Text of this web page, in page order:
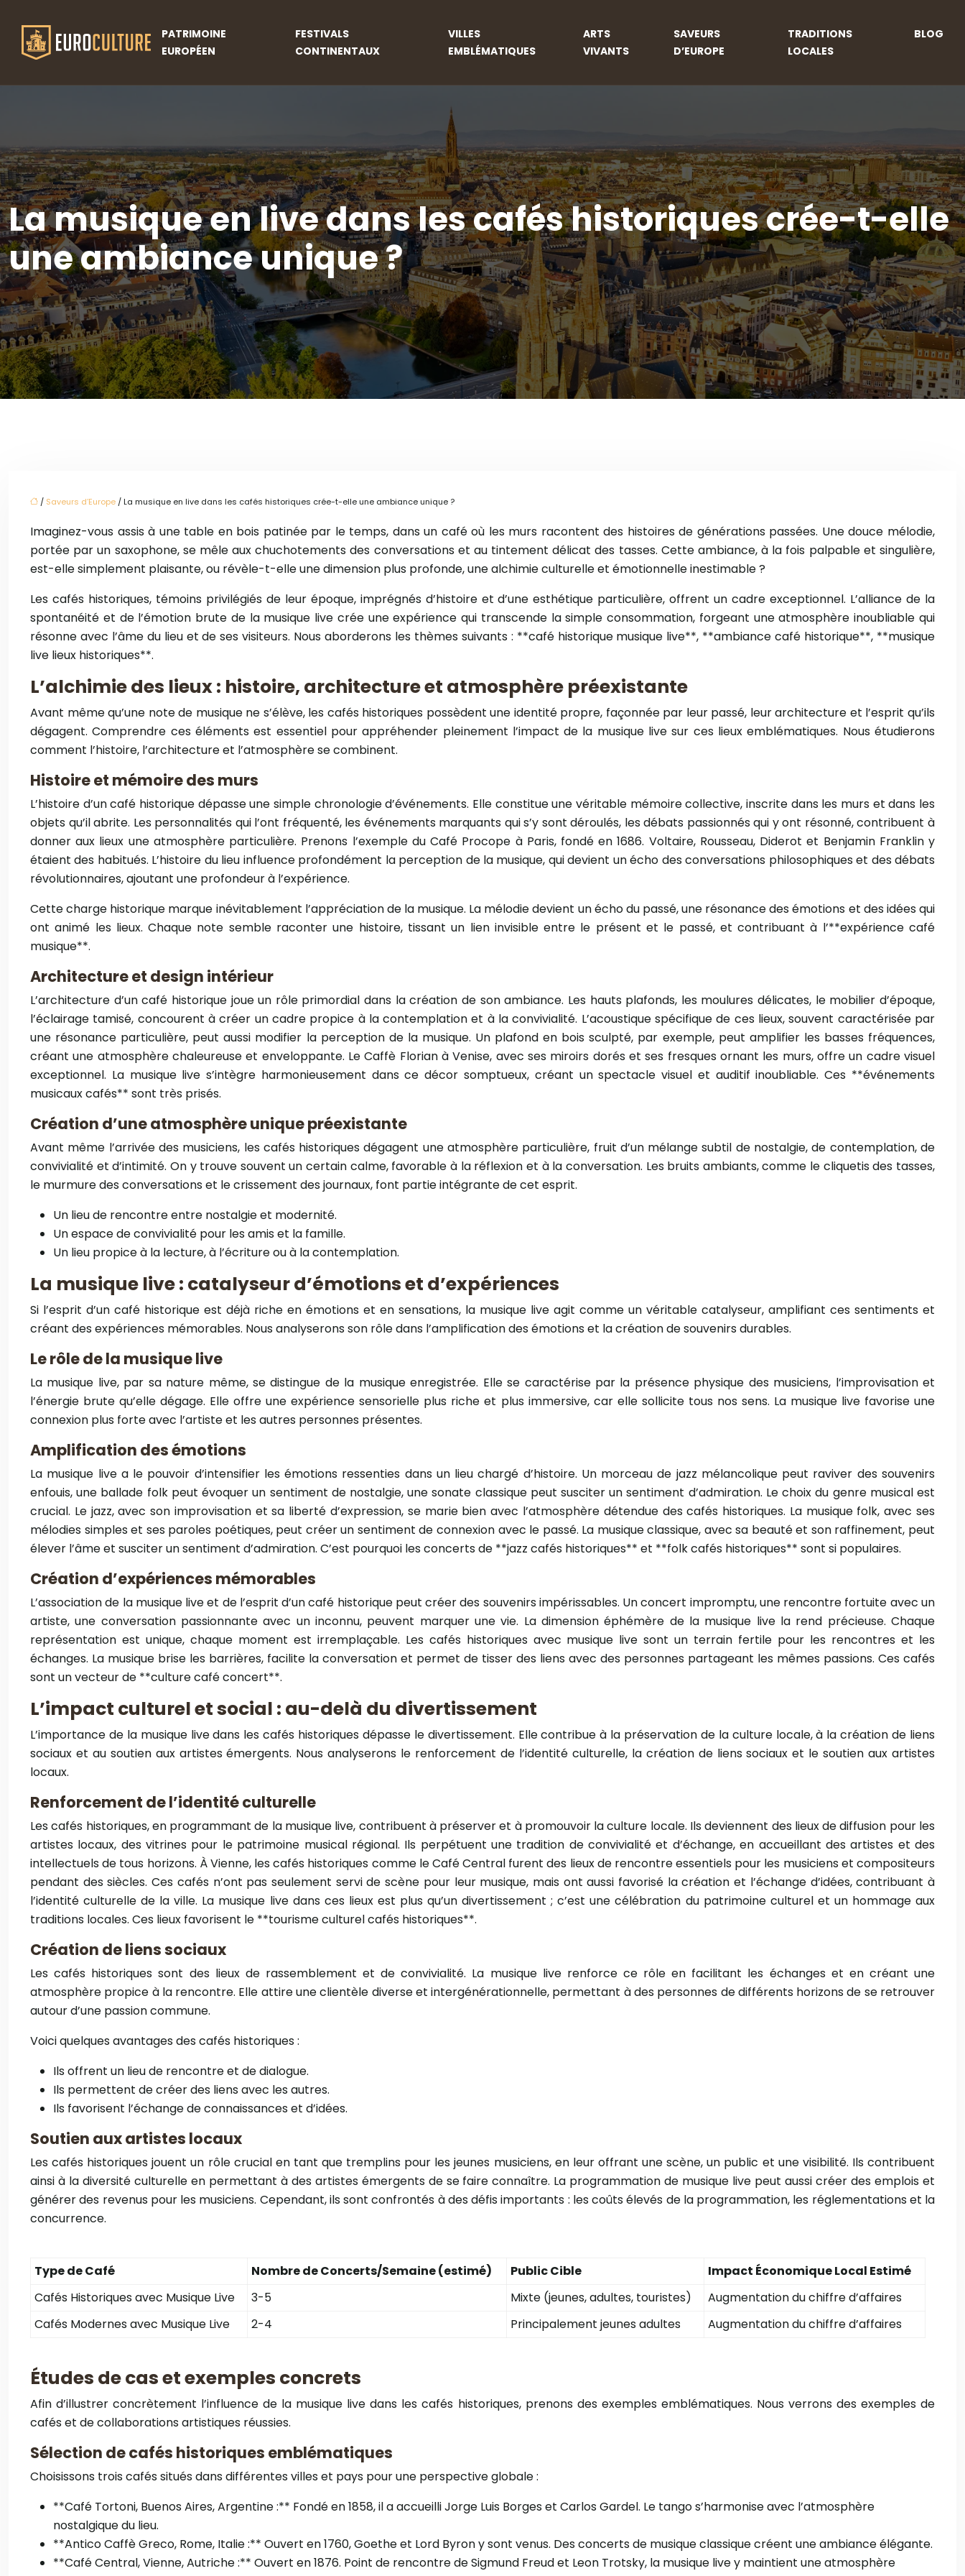
PATRIMOINE
EUROPÉEN
FESTIVALS
CONTINENTAUX
VILLES
EMBLÉMATIQUES
ARTS
VIVANTS
SAVEURS
D’EUROPE
TRADITIONS
LOCALES
BLOG
La musique en live dans les cafés historiques crée-t-elle
une ambiance unique ?
/ Saveurs d’Europe / La musique en live dans les cafés historiques crée-t-elle une ambiance unique ?
Imaginez-vous assis à une table en bois patinée par le temps, dans un café où les murs racontent des histoires de générations passées. Une douce mélodie,
portée par un saxophone, se mêle aux chuchotements des conversations et au tintement délicat des tasses. Cette ambiance, à la fois palpable et singulière,
est-elle simplement plaisante, ou révèle-t-elle une dimension plus profonde, une alchimie culturelle et émotionnelle inestimable ?
Les cafés historiques, témoins privilégiés de leur époque, imprégnés d’histoire et d’une esthétique particulière, offrent un cadre exceptionnel. L’alliance de la
spontanéité et de l’émotion brute de la musique live crée une expérience qui transcende la simple consommation, forgeant une atmosphère inoubliable qui
résonne avec l’âme du lieu et de ses visiteurs. Nous aborderons les thèmes suivants : **café historique musique live**, **ambiance café historique**, **musique
live lieux historiques**.
L’alchimie des lieux : histoire, architecture et atmosphère préexistante
Avant même qu’une note de musique ne s’élève, les cafés historiques possèdent une identité propre, façonnée par leur passé, leur architecture et l’esprit qu’ils
dégagent. Comprendre ces éléments est essentiel pour appréhender pleinement l’impact de la musique live sur ces lieux emblématiques. Nous étudierons
comment l’histoire, l’architecture et l’atmosphère se combinent.
Histoire et mémoire des murs
L’histoire d’un café historique dépasse une simple chronologie d’événements. Elle constitue une véritable mémoire collective, inscrite dans les murs et dans les
objets qu’il abrite. Les personnalités qui l’ont fréquenté, les événements marquants qui s’y sont déroulés, les débats passionnés qui y ont résonné, contribuent à
donner aux lieux une atmosphère particulière. Prenons l’exemple du Café Procope à Paris, fondé en 1686. Voltaire, Rousseau, Diderot et Benjamin Franklin y
étaient des habitués. L’histoire du lieu influence profondément la perception de la musique, qui devient un écho des conversations philosophiques et des débats
révolutionnaires, ajoutant une profondeur à l’expérience.
Cette charge historique marque inévitablement l’appréciation de la musique. La mélodie devient un écho du passé, une résonance des émotions et des idées qui
ont animé les lieux. Chaque note semble raconter une histoire, tissant un lien invisible entre le présent et le passé, et contribuant à l’**expérience café
musique**.
Architecture et design intérieur
L’architecture d’un café historique joue un rôle primordial dans la création de son ambiance. Les hauts plafonds, les moulures délicates, le mobilier d’époque,
l’éclairage tamisé, concourent à créer un cadre propice à la contemplation et à la convivialité. L’acoustique spécifique de ces lieux, souvent caractérisée par
une résonance particulière, peut aussi modifier la perception de la musique. Un plafond en bois sculpté, par exemple, peut amplifier les basses fréquences,
créant une atmosphère chaleureuse et enveloppante. Le Caffè Florian à Venise, avec ses miroirs dorés et ses fresques ornant les murs, offre un cadre visuel
exceptionnel. La musique live s’intègre harmonieusement dans ce décor somptueux, créant un spectacle visuel et auditif inoubliable. Ces **événements
musicaux cafés** sont très prisés.
Création d’une atmosphère unique préexistante
Avant même l’arrivée des musiciens, les cafés historiques dégagent une atmosphère particulière, fruit d’un mélange subtil de nostalgie, de contemplation, de
convivialité et d’intimité. On y trouve souvent un certain calme, favorable à la réflexion et à la conversation. Les bruits ambiants, comme le cliquetis des tasses,
le murmure des conversations et le crissement des journaux, font partie intégrante de cet esprit.
Un lieu de rencontre entre nostalgie et modernité.
Un espace de convivialité pour les amis et la famille.
Un lieu propice à la lecture, à l’écriture ou à la contemplation.
La musique live : catalyseur d’émotions et d’expériences
Si l’esprit d’un café historique est déjà riche en émotions et en sensations, la musique live agit comme un véritable catalyseur, amplifiant ces sentiments et
créant des expériences mémorables. Nous analyserons son rôle dans l’amplification des émotions et la création de souvenirs durables.
Le rôle de la musique live
La musique live, par sa nature même, se distingue de la musique enregistrée. Elle se caractérise par la présence physique des musiciens, l’improvisation et
l’énergie brute qu’elle dégage. Elle offre une expérience sensorielle plus riche et plus immersive, car elle sollicite tous nos sens. La musique live favorise une
connexion plus forte avec l’artiste et les autres personnes présentes.
Amplification des émotions
La musique live a le pouvoir d’intensifier les émotions ressenties dans un lieu chargé d’histoire. Un morceau de jazz mélancolique peut raviver des souvenirs
enfouis, une ballade folk peut évoquer un sentiment de nostalgie, une sonate classique peut susciter un sentiment d’admiration. Le choix du genre musical est
crucial. Le jazz, avec son improvisation et sa liberté d’expression, se marie bien avec l’atmosphère détendue des cafés historiques. La musique folk, avec ses
mélodies simples et ses paroles poétiques, peut créer un sentiment de connexion avec le passé. La musique classique, avec sa beauté et son raffinement, peut
élever l’âme et susciter un sentiment d’admiration. C’est pourquoi les concerts de **jazz cafés historiques** et **folk cafés historiques** sont si populaires.
Création d’expériences mémorables
L’association de la musique live et de l’esprit d’un café historique peut créer des souvenirs impérissables. Un concert impromptu, une rencontre fortuite avec un
artiste, une conversation passionnante avec un inconnu, peuvent marquer une vie. La dimension éphémère de la musique live la rend précieuse. Chaque
représentation est unique, chaque moment est irremplaçable. Les cafés historiques avec musique live sont un terrain fertile pour les rencontres et les
échanges. La musique brise les barrières, facilite la conversation et permet de tisser des liens avec des personnes partageant les mêmes passions. Ces cafés
sont un vecteur de **culture café concert**.
L’impact culturel et social : au-delà du divertissement
L’importance de la musique live dans les cafés historiques dépasse le divertissement. Elle contribue à la préservation de la culture locale, à la création de liens
sociaux et au soutien aux artistes émergents. Nous analyserons le renforcement de l’identité culturelle, la création de liens sociaux et le soutien aux artistes
locaux.
Renforcement de l’identité culturelle
Les cafés historiques, en programmant de la musique live, contribuent à préserver et à promouvoir la culture locale. Ils deviennent des lieux de diffusion pour les
artistes locaux, des vitrines pour le patrimoine musical régional. Ils perpétuent une tradition de convivialité et d’échange, en accueillant des artistes et des
intellectuels de tous horizons. À Vienne, les cafés historiques comme le Café Central furent des lieux de rencontre essentiels pour les musiciens et compositeurs
pendant des siècles. Ces cafés n’ont pas seulement servi de scène pour leur musique, mais ont aussi favorisé la création et l’échange d’idées, contribuant à
l’identité culturelle de la ville. La musique live dans ces lieux est plus qu’un divertissement ; c’est une célébration du patrimoine culturel et un hommage aux
traditions locales. Ces lieux favorisent le **tourisme culturel cafés historiques**.
Création de liens sociaux
Les cafés historiques sont des lieux de rassemblement et de convivialité. La musique live renforce ce rôle en facilitant les échanges et en créant une
atmosphère propice à la rencontre. Elle attire une clientèle diverse et intergénérationnelle, permettant à des personnes de différents horizons de se retrouver
autour d’une passion commune.
Voici quelques avantages des cafés historiques :
Ils offrent un lieu de rencontre et de dialogue.
Ils permettent de créer des liens avec les autres.
Ils favorisent l’échange de connaissances et d’idées.
Soutien aux artistes locaux
Les cafés historiques jouent un rôle crucial en tant que tremplins pour les jeunes musiciens, en leur offrant une scène, un public et une visibilité. Ils contribuent
ainsi à la diversité culturelle en permettant à des artistes émergents de se faire connaître. La programmation de musique live peut aussi créer des emplois et
générer des revenus pour les musiciens. Cependant, ils sont confrontés à des défis importants : les coûts élevés de la programmation, les réglementations et la
concurrence.
Type de Café Nombre de Concerts/Semaine (estimé) Public Cible
Impact Économique Local Estimé
Cafés Historiques avec Musique Live
3-5 Mixte (jeunes, adultes, touristes)
Augmentation du chiffre d’affaires
Cafés Modernes avec Musique Live
2-4 Principalement jeunes adultes Augmentation du chiffre d’affaires
Études de cas et exemples concrets
Afin d’illustrer concrètement l’influence de la musique live dans les cafés historiques, prenons des exemples emblématiques. Nous verrons des exemples de
cafés et de collaborations artistiques réussies.
Sélection de cafés historiques emblématiques
Choisissons trois cafés situés dans différentes villes et pays pour une perspective globale :
**Café Tortoni, Buenos Aires, Argentine :** Fondé en 1858, il a accueilli Jorge Luis Borges et Carlos Gardel. Le tango s’harmonise avec l’atmosphère
nostalgique du lieu.
**Antico Caffè Greco, Rome, Italie :** Ouvert en 1760, Goethe et Lord Byron y sont venus. Des concerts de musique classique créent une ambiance élégante.
**Café Central, Vienne, Autriche :** Ouvert en 1876. Point de rencontre de Sigmund Freud et Leon Trotsky, la musique live y maintient une atmosphère